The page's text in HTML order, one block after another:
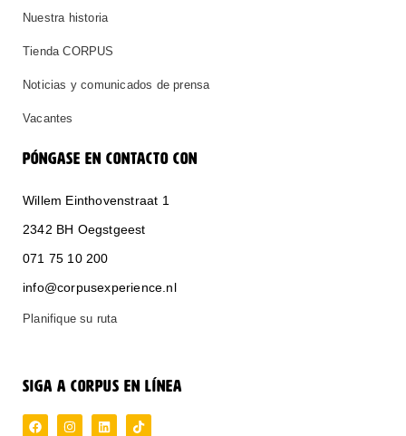
Nuestra historia
Tienda CORPUS
Noticias y comunicados de prensa
Vacantes
PÓNGASE EN CONTACTO CON
Willem Einthovenstraat 1
2342 BH Oegstgeest
071 75 10 200
info@corpusexperience.nl
Planifique su ruta
SIGA A CORPUS EN LÍNEA